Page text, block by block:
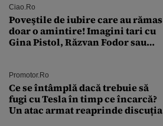
îmi salvez viața”
Ciao.ro
Poveştile de iubire care au rămas
doar o amintire! Imagini tari cu
Gina Pistol, Răzvan Fodor sau
Promotor.ro
Ce se întâmplă dacă trebuie să
fugi cu Tesla în timp ce încarcă?
Un atac armat reaprinde discuția